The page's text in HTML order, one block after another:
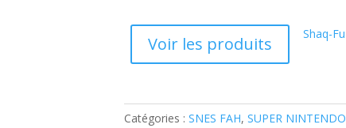
Voir les produits Shaq-Fu
Catégories : SNES FAH, SUPER NINTENDO